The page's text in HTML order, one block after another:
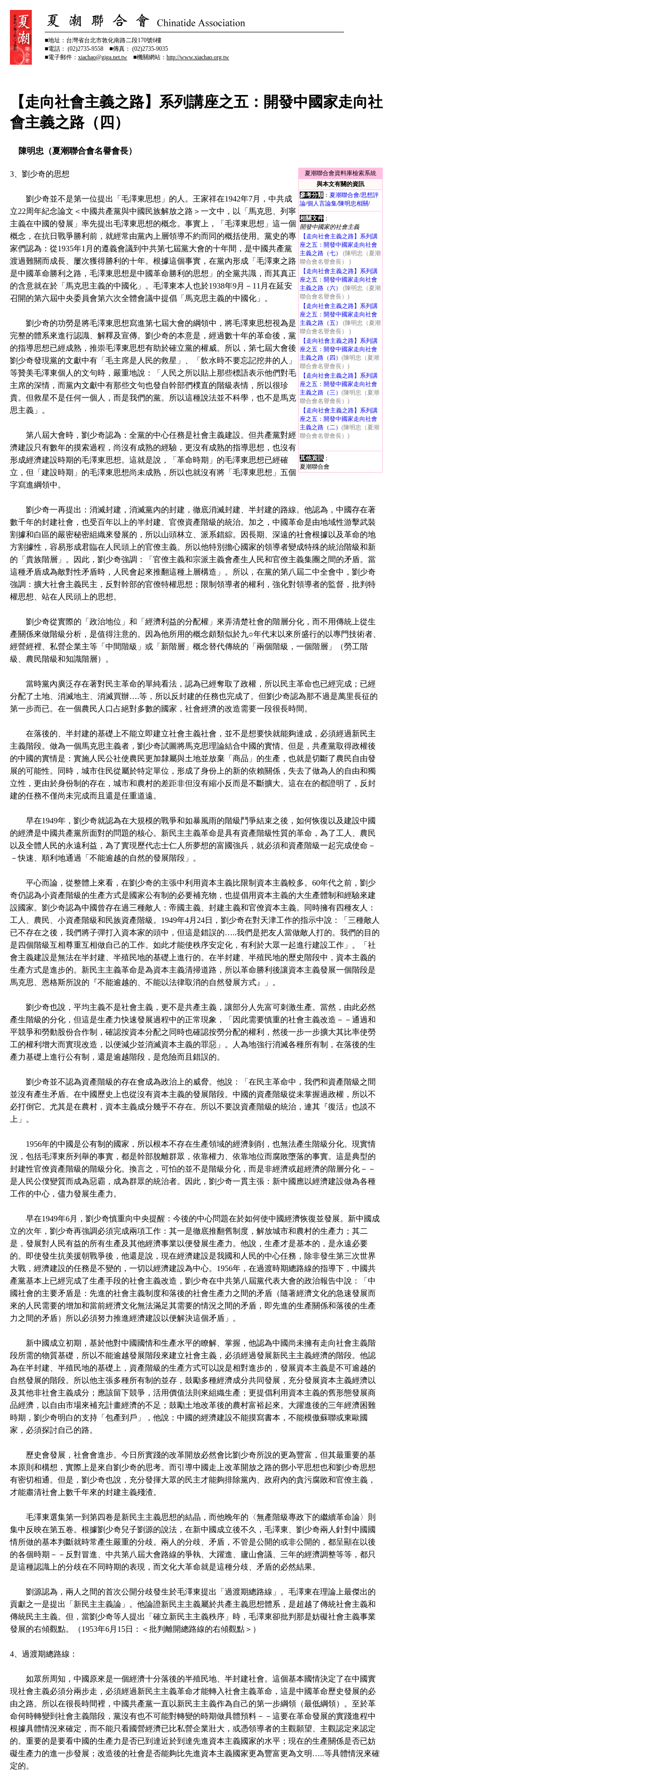
■地址：台灣省台北市敦化南路二段170號6樓
■電話： (02)2735-9558 ■傳真： (02)2735-9035
■電子郵件： xiachao@giga.net.tw ■機關網站： http://www.xiachao.org.tw
【走向社會主義之路】系列講座之五：開發中國家走向社
會主義之路（四）
陳明忠（夏潮聯合會名譽會長）
夏潮聯合會資料庫檢索系統
與本文有關的資訊
參考分類 ： 夏潮聯合會/思想評
論/個人言論集/陳明忠相關/
相關文件 ：
開發中國家的社會主義
【走向社會主義之路】系列講
座之五：開發中國家走向社會
主義之路（七） (陳明忠（夏潮
聯合會名譽會長） )
【走向社會主義之路】系列講
座之五：開發中國家走向社會
主義之路（六） (陳明忠（夏潮
聯合會名譽會長）)
【走向社會主義之路】系列講
座之五：開發中國家走向社會
主義之路（五） (陳明忠（夏潮
聯合會名譽會長） )
【走向社會主義之路】系列講
座之五：開發中國家走向社會
主義之路（四） (陳明忠（夏潮
聯合會名譽會長）)
【走向社會主義之路】系列講
座之五：開發中國家走向社會
主義之路（三） (陳明忠（夏潮
聯合會名譽會長）)
【走向社會主義之路】系列講
座之五：開發中國家走向社會
主義之路（二） (陳明忠（夏潮
聯合會名譽會長）)
其他資訊 ：
夏潮聯合會
3、劉少奇的思想
劉少奇並不是第一位提出「毛澤東思想」的人。王家祥在1942年7月，中共成
立22周年紀念論文＜中國共產黨與中國民族解放之路＞一文中，以「馬克思、列寧
主義在中國的發展」率先提出毛澤東思想的概念。事實上，「毛澤東思想」這一個
概念，在抗日戰爭勝利前，就經常由黨內上層領導不約而同的概括使用。黨史的專
家們認為：從1935年1月的遵義會議到中共第七屆黨大會的十年間，是中國共產黨
渡過難關而成長、屢次獲得勝利的十年。根據這個事實，在黨內形成「毛澤東之路
是中國革命勝利之路，毛澤東思想是中國革命勝利的思想」的全黨共識，而其真正
的含意就在於「馬克思主義的中國化」。毛澤東本人也於1938年9月－11月在延安
召開的第六屆中央委員會第六次全體會議中提倡「馬克思主義的中國化」。
劉少奇的功勞是將毛澤東思想寫進第七屆大會的綱領中，將毛澤東思想視為是
完整的體系來進行認識、解釋及宣傳。劉少奇的本意是，經過數十年的革命後，黨
的指導思想已經成熟，推崇毛澤東思想有助於確立黨的權威。所以，第七屆大會後
劉少奇發現黨的文獻中有「毛主席是人民的救星」、「飲水時不要忘記挖井的人」
等贊美毛澤東個人的文句時，嚴重地說：「人民之所以貼上那些標語表示他們對毛
主席的深情，而黨內文獻中有那些文句也發自幹部們樸直的階級表情，所以很珍
貴。但救星不是任何一個人，而是我們的黨。所以這種說法並不科學，也不是馬克
思主義」。
第八屆大會時，劉少奇認為：全黨的中心任務是社會主義建設。但共產黨對經
濟建設只有數年的摸索過程，尚沒有成熟的經驗，更沒有成熟的指導思想，也沒有
形成經濟建設時期的毛澤東思想。這就是說，「革命時期」的毛澤東思想已經確
立，但「建設時期」的毛澤東思想尚未成熟，所以也就沒有將「毛澤東思想」五個
字寫進綱領中。
劉少奇一再提出：消滅封建，消滅黨內的封建，徹底消滅封建、半封建的路線。他認為，中國存在著
數千年的封建社會，也受百年以上的半封建、官僚資產階級的統治。加之，中國革命是由地域性游擊武裝
割據和白區的嚴密秘密組織來發展的，所以山頭林立、派系錯綜。因長期、深遠的社會根據以及革命的地
方割據性，容易形成君臨在人民頭上的官僚主義。所以他特別擔心國家的領導者變成特殊的統治階級和新
的「貴族階層」。因此，劉少奇強調：「官僚主義和宗派主義會產生人民和官僚主義集團之間的矛盾。當
這種矛盾成為敵對性矛盾時，人民會起來推翻這種上層構造」。所以，在黨的第八屆二中全會中，劉少奇
強調：擴大社會主義民主，反對幹部的官僚特權思想；限制領導者的權利，強化對領導者的監督，批判特
權思想、站在人民頭上的思想。
劉少奇從實際的「政治地位」和「經濟利益的分配權」來弄清楚社會的階層分化，而不用傳統上從生
產關係來做階級分析，是值得注意的。因為他所用的概念頗類似於九○年代末以來所盛行的以專門技術者、
經營經裡、私營企業主等「中間階級」或「新階層」概念替代傳統的「兩個階級，一個階層」（勞工階
級、農民階級和知識階層）。
當時黨內廣泛存在著對民主革命的單純看法，認為已經奪取了政權，所以民主革命也已經完成；已經
分配了土地、消滅地主、消滅買辦….等，所以反封建的任務也完成了。但劉少奇認為那不過是萬里長征的
第一步而已。在一個農民人口占絕對多數的國家，社會經濟的改造需要一段很長時間。
在落後的、半封建的基礎上不能立即建立社會主義社會，並不是想要快就能夠達成，必須經過新民主
主義階段。做為一個馬克思主義者，劉少奇試圖將馬克思理論結合中國的實情。但是，共產黨取得政權後
的中國的實情是：實施人民公社使農民更加隸屬與土地並放棄「商品」的生產，也就是切斷了農民自由發
展的可能性。同時，城市住民從屬於特定單位，形成了身份上的新的依賴關係，失去了做為人的自由和獨
立性，更由於身份制的存在，城市和農村的差距非但沒有縮小反而是不斷擴大。這在在的都證明了，反封
建的任務不僅尚未完成而且還是任重道遠。
早在1949年，劉少奇就認為在大規模的戰爭和如暴風雨的階級鬥爭結束之後，如何恢復以及建設中國
的經濟是中國共產黨所面對的問題的核心。新民主主義革命是具有資產階級性質的革命，為了工人、農民
以及全體人民的永遠利益，為了實現歷代志士仁人所夢想的富國強兵，就必須和資產階級一起完成使命－
－快速、順利地通過「不能逾越的自然的發展階段」。
平心而論，從整體上來看，在劉少奇的主張中利用資本主義比限制資本主義較多。60年代之前，劉少
奇仍認為小資產階級的生產方式是國家公有制的必要補充物，也提倡用資本主義的大生產體制和經驗來建
設國家。劉少奇認為中國曾存在過三種敵人：帝國主義、封建主義和官僚資本主義。同時擁有四種友人：
工人、農民、小資產階級和民族資產階級。1949年4月24日，劉少奇在對天津工作的指示中說：「三種敵人
已不存在之後，我們將子彈打入資本家的頭中，但這是錯誤的…..我們是把友人當做敵人打的。我們的目的
是四個階級互相尊重互相做自己的工作。如此才能使秩序安定化，有利於大眾一起進行建設工作」。「社
會主義建設是無法在半封建、半殖民地的基礎上進行的。在半封建、半殖民地的歷史階段中，資本主義的
生產方式是進步的。新民主主義革命是為資本主義清掃道路，所以革命勝利後讓資本主義發展一個階段是
馬克思、恩格斯所說的『不能逾越的、不能以法律取消的自然發展方式』」。
劉少奇也說，平均主義不是社會主義，更不是共產主義，讓部分人先富可刺激生產。當然，由此必然
產生階級的分化，但這是生產力快速發展過程中的正常現象，「因此需要慎重的社會主義改造－－通過和
平競爭和勞動股份合作制，確認按資本分配之同時也確認按勞分配的權利，然後一步一步擴大其比率使勞
工的權利增大而實現改造，以便減少並消滅資本主義的罪惡」。人為地強行消滅各種所有制，在落後的生
產力基礎上進行公有制，還是逾越階段，是危險而且錯誤的。
劉少奇並不認為資產階級的存在會成為政治上的威脅。他說：「在民主革命中，我們和資產階級之間
並沒有產生矛盾。在中國歷史上也從沒有資本主義的發展階段。中國的資產階級從未掌握過政權，所以不
必打倒它。尤其是在農村，資本主義成分幾乎不存在。所以不要說資產階級的統治，連其『復活』也談不
上」。
1956年的中國是公有制的國家，所以根本不存在生產領域的經濟剝削，也無法產生階級分化。現實情
況，包括毛澤東所列舉的事實，都是幹部脫離群眾，依靠權力、依靠地位而腐敗墮落的事實。這是典型的
封建性官僚資產階級的階級分化。換言之，可怕的並不是階級分化，而是非經濟或超經濟的階層分化－－
是人民公僕變質而成為惡霸，成為群眾的統治者。因此，劉少奇一貫主張：新中國應以經濟建設做為各種
工作的中心，儘力發展生產力。
早在1949年6月，劉少奇慎重向中央提醒：今後的中心問題在於如何使中國經濟恢復並發展。新中國成
立的次年，劉少奇再強調必須完成兩項工作：其一是徹底推翻舊制度，解放城市和農村的生產力；其二
是，發展對人民有益的所有生產及其他經濟事業以便發展生產力。他說，生產才是基本的，是永遠必要
的。即使發生抗美援朝戰爭後，他還是說，現在經濟建設是我國和人民的中心任務，除非發生第三次世界
大戰，經濟建設的任務是不變的，一切以經濟建設為中心。1956年，在過渡時期總路線的指導下，中國共
產黨基本上已經完成了生產手段的社會主義改造，劉少奇在中共第八屆黨代表大會的政治報告中說：「中
國社會的主要矛盾是：先進的社會主義制度和落後的社會生產力之間的矛盾（隨著經濟文化的急速發展而
來的人民需要的增加和當前經濟文化無法滿足其需要的情況之間的矛盾，即先進的生產關係和落後的生產
力之間的矛盾）所以必須努力推進經濟建設以便解決這個矛盾」。
新中國成立初期，基於他對中國國情和生產水平的瞭解、掌握，他認為中國尚未擁有走向社會主義階
段所需的物質基礎，所以不能逾越發展階段來建立社會主義，必須經過發展新民主主義經濟的階段。他認
為在半封建、半殖民地的基礎上，資產階級的生產方式可以說是相對進步的，發展資本主義是不可逾越的
自然發展的階段。所以他主張多種所有制的並存，鼓勵多種經濟成分共同發展，充分發展資本主義經濟以
及其他非社會主義成分；應該留下競爭，活用價值法則來組織生產；更提倡利用資本主義的舊形態發展商
品經濟，以自由市場來補充計畫經濟的不足；鼓勵土地改革後的農村富裕起來。大躍進後的三年經濟困難
時期，劉少奇明白的支持「包產到戶」，他說：中國的經濟建設不能摸寫書本，不能模傲蘇聯或東歐國
家，必須探討自己的路。
歷史會發展，社會會進步。今日所實踐的改革開放必然會比劉少奇所說的更為豐富，但其最重要的基
本原則和構想，實際上是來自劉少奇的思考。而引導中國走上改革開放之路的鄧小平思想也和劉少奇思想
有密切相通。但是，劉少奇也說，充分發揮大眾的民主才能夠排除黨內、政府內的貪污腐敗和官僚主義，
才能肅清社會上數千年來的封建主義殘渣。
毛澤東選集第一到第四卷是新民主主義思想的結晶，而他晚年的〈無產階級專政下的繼續革命論〉則
集中反映在第五卷。根據劉少奇兒子劉源的說法，在新中國成立後不久，毛澤東、劉少奇兩人針對中國國
情所做的基本判斷就時常產生嚴重的分歧。兩人的分歧、矛盾，不管是公開的或非公開的，都呈顯在以後
的各個時期－－反對冒進、中共第八屆大會路線的爭執、大躍進、廬山會議、三年的經濟調整等等，都只
是這種認識上的分歧在不同時期的表現，而文化大革命就是這種分歧、矛盾的必然結果。
劉源認為，兩人之間的首次公開分歧發生於毛澤東提出「過渡期總路線」。毛澤東在理論上最傑出的
貢獻之一是提出「新民主主義論」。他論證新民主主義屬於共產主義思想體系，是超越了傳統社會主義和
傳統民主主義。但，當劉少奇等人提出「確立新民主主義秩序」時，毛澤東卻批判那是妨礙社會主義事業
發展的右傾觀點。（1953年6月15日：＜批判離開總路線的右傾觀點＞）
4、過渡期總路線：
如眾所周知，中國原來是一個經濟十分落後的半殖民地、半封建社會。這個基本國情決定了在中國實
現社會主義必須分兩步走，必須經過新民主主義革命才能轉入社會主義革命，這是中國革命歷史發展的必
由之路。所以在很長時間裡，中國共產黨一直以新民主主義作為自己的第一步綱領（最低綱領）。至於革
命何時轉變到社會主義階段，黨沒有也不可能對轉變的時期做具體預料－－這要在革命發展的實踐進程中
根據具體情況來確定，而不能只看國營經濟已比私營企業壯大，或憑領導者的主觀願望、主觀認定來認定
的。重要的是要看中國的生產力是否已到達近於到達先進資本主義國家的水平；現在的生產關係是否已妨
礙生產力的進一步發展；改造後的社會是否能夠比先進資本主義國家更為豐富更為文明…..等具體情況來確
定的。